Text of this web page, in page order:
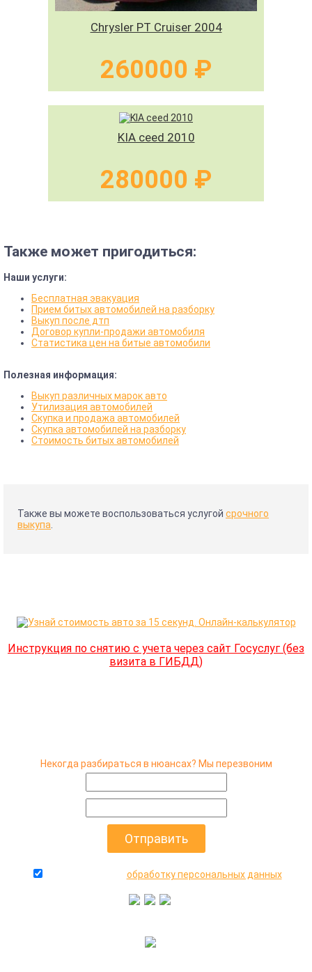
Chrysler PT Cruiser 2004
260000 ₽
KIA ceed 2010
280000 ₽
Также может пригодиться:
Наши услуги:
Бесплатная эвакуация
Прием битых автомобилей на разборку
Выкуп после дтп
Договор купли-продажи автомобиля
Статистика цен на битые автомобили
Полезная информация:
Выкуп различных марок авто
Утилизация автомобилей
Скупка и продажа автомобилей
Скупка автомобилей на разборку
Стоимость битых автомобилей
Также вы можете воспользоваться услугой срочного
выкупа
Инструкция по снятию с учета через сайт Госуслуг (без
визита в ГИБДД)
Некогда разбираться в нюансах? Мы перезвоним
обработку персональных данных